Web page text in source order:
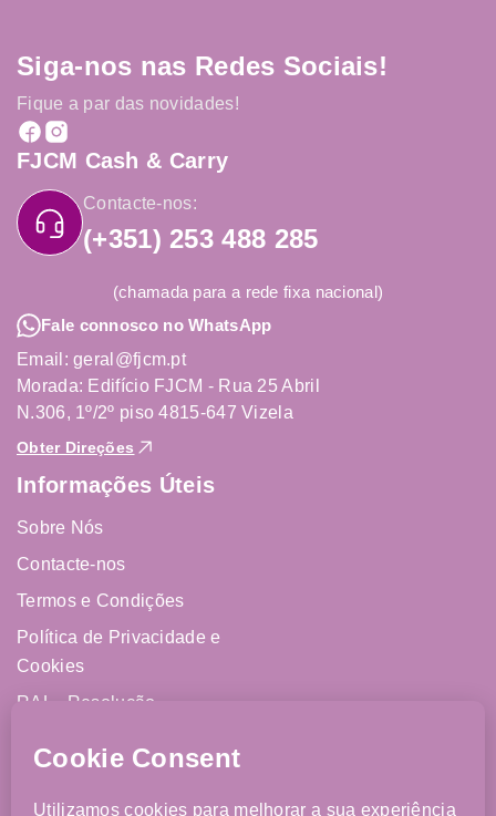
Siga-nos nas Redes Sociais!
Fique a par das novidades!
FJCM Cash & Carry
Contacte-nos:
(+351) 253 488 285
(chamada para a rede fixa nacional)
Fale connosco no WhatsApp
Email: geral@fjcm.pt
Morada: Edifício FJCM - Rua 25 Abril
N.306, 1º/2º piso 4815-647 Vizela
Obter Direções
Informações Úteis
Sobre Nós
Contacte-nos
Termos e Condições
Política de Privacidade e
Cookies
RAL - Resolução
Livro de Reclamações